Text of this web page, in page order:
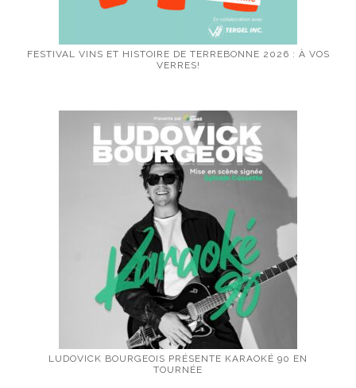
FESTIVAL VINS ET HISTOIRE DE TERREBONNE 2026 : À VOS
VERRES!
LUDOVICK BOURGEOIS PRÉSENTE KARAOKÉ 90 EN
TOURNÉE